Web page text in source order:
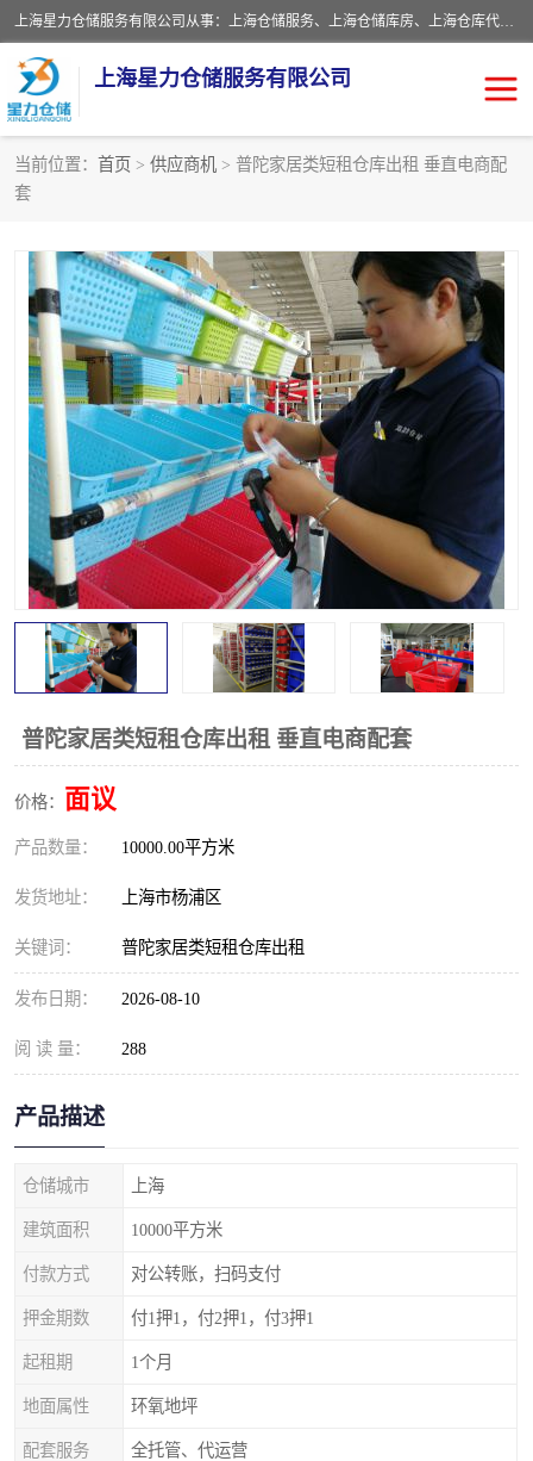
上海星力仓储服务有限公司从事：上海仓储服务、上海仓储库房、上海仓库代运营、上海仓库对外出租、上海仓库外包、上海三方仓储、上海电商仓储代发、上海电商代发货仓库、上海托管仓库、上海仓储配送。上海星力仓储服务有限公司现在拥有100个分仓、10万余平方的标准库房，精炼员工几百名，与几千家客户合作，公司已跻身上海仓储行业前列。欢迎来电咨询！
上海星力仓储服务有限公司
当前位置： 首页 > 供应商机 > 普陀家居类短租仓库出租 垂直电商配
套
普陀家居类短租仓库出租 垂直电商配套
价格： 面议
产品数量： 10000.00平方米
发货地址： 上海市杨浦区
关键词： 普陀家居类短租仓库出租
发布日期： 2026-08-10
阅 读 量： 288
产品描述
仓储城市 上海
建筑面积 10000平方米
付款方式 对公转账，扫码支付
押金期数 付1押1，付2押1，付3押1
起租期 1个月
地面属性 环氧地坪
配套服务 全托管、代运营
上海仓储配送 上海仓库外包
上海仓库代运营 上海托管仓库
上海第三方仓储 上海仓储服务
仓储 上海电商代发货仓库
上海托管仓库